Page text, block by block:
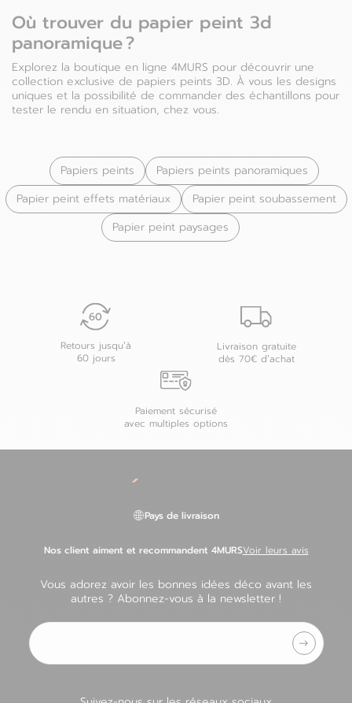
Où trouver du papier peint 3d
panoramique ?
Explorez la boutique en ligne 4MURS pour découvrir une
collection exclusive de papiers peints 3D. À vous les designs
uniques et la possibilité de commander des échantillons pour
tester le rendu en situation, chez vous.
Papiers peints Papiers peints panoramiques
Papier peint effets matériaux Papier peint soubassement
Papier peint paysages
Retours jusqu’à
60 jours
Livraison gratuite
dès 70€ d’achat
Paiement sécurisé
avec multiples options
Nos client aiment et recommandent 4MURSVoir leurs avis
Pays de livraison
Vous adorez avoir les bonnes idées déco avant les
autres ? Abonnez-vous à la newsletter !